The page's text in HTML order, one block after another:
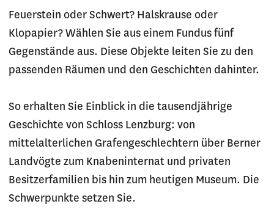
Feuerstein oder Schwert? Halskrause oder
Klopapier? Wählen Sie aus einem Fundus fünf
Gegenstände aus. Diese Objekte leiten Sie zu den
passenden Räumen und den Geschichten dahinter.
So erhalten Sie Einblick in die tausendjährige
Geschichte von Schloss Lenzburg: von
mittelalterlichen Grafengeschlechtern über Berner
Landvögte zum Knabeninternat und privaten
Besitzerfamilien bis hin zum heutigen Museum. Die
Schwerpunkte setzen Sie.